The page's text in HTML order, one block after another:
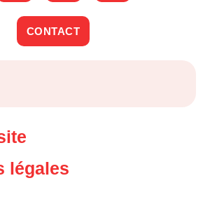
CONTACT
légales